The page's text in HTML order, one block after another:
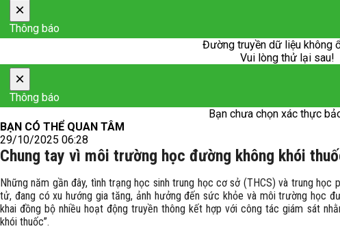
×
Thông báo
Đường truyền dữ liệu không
Vui lòng thử lại sau!
×
Thông báo
Bạn chưa chọn xác thực
BẠN CÓ THỂ QUAN TÂM
29/10/2025 06:28
Chung tay vì môi trường học đường không khói
Những năm gần đây, tình trạng học sinh trung học cơ sở (THCS) và trung
tử, đang có xu hướng gia tăng, ảnh hưởng đến sức khỏe và môi trường học
khai đồng bộ nhiều hoạt động truyền thông kết hợp với công tác giám sát
khói thuốc”.